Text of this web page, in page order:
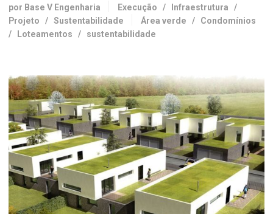
por Base V Engenharia Execução / Infraestrutura /
Projeto /Sustentabilidade Área verde / Condomínios
/
Loteamentos / sustentabilidade